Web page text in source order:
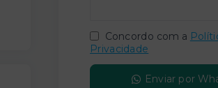
Concordo com a
Privacidade
Enviar por